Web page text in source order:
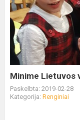
Minime Lietuvos
Paskelbta: 2019-02-28
Kategorija: Renginiai